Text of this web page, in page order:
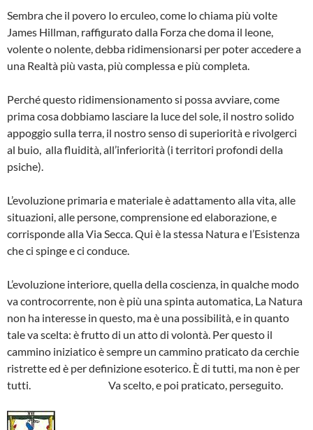
Sembra che il povero Io erculeo, come lo chiama più volte
James Hillman, raffigurato dalla Forza che doma il leone,
volente o nolente, debba ridimensionarsi per poter accedere a
una Realtà più vasta, più complessa e più completa.
Perché questo ridimensionamento si possa avviare, come
prima cosa dobbiamo lasciare la luce del sole, il nostro solido
appoggio sulla terra, il nostro senso di superiorità e rivolgerci
al buio, alla fluidità, all’inferiorità (i territori profondi della
psiche).
L’evoluzione primaria e materiale è adattamento alla vita, alle
situazioni, alle persone, comprensione ed elaborazione, e
corrisponde alla Via Secca. Qui è la stessa Natura e l’Esistenza
che ci spinge e ci conduce.
L’evoluzione interiore, quella della coscienza, in qualche modo
va controcorrente, non è più una spinta automatica, La Natura
non ha interesse in questo, ma è una possibilità, e in quanto
tale va scelta: è frutto di un atto di volontà. Per questo il
cammino iniziatico è sempre un cammino praticato da cerchie
ristrette ed è per definizione esoterico. È di tutti, ma non è per
tutti. Va scelto, e poi praticato, perseguito.